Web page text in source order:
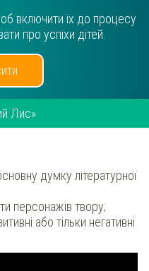
включити їх до процесу
про успіхи дітей.
Лис»
думку літературної
персонажів твору;
або тільки негативні